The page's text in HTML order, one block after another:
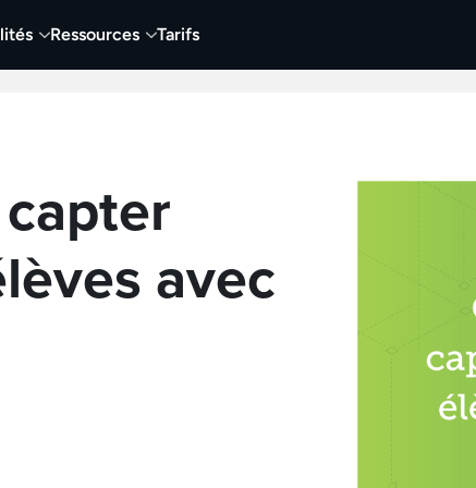
Ressources Tarifs
Vidéo Visuels
avec